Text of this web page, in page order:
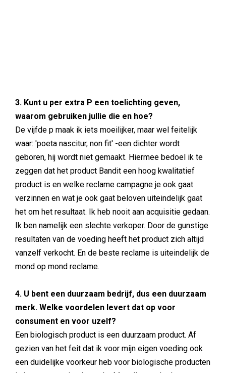
3. Kunt u per extra P een toelichting geven,
waarom gebruiken jullie die en hoe?
De vijfde p maak ik iets moeilijker, maar wel feitelijk
waar: 'poeta nascitur, non fit' -een dichter wordt
geboren, hij wordt niet gemaakt. Hiermee bedoel ik te
zeggen dat het product Bandit een hoog kwalitatief
product is en welke reclame campagne je ook gaat
verzinnen en wat je ook gaat beloven uiteindelijk gaat
het om het resultaat. Ik heb nooit aan acquisitie gedaan.
Ik ben namelijk een slechte verkoper. Door de gunstige
resultaten van de voeding heeft het product zich altijd
vanzelf verkocht. En de beste reclame is uiteindelijk de
mond op mond reclame.
4. U bent een duurzaam bedrijf, dus een duurzaam
merk. Welke voordelen levert dat op voor
consument en voor uzelf?
Een biologisch product is een duurzaam product. Af
gezien van het feit dat ik voor mijn eigen voeding ook
een duidelijke voorkeur heb voor biologische producten